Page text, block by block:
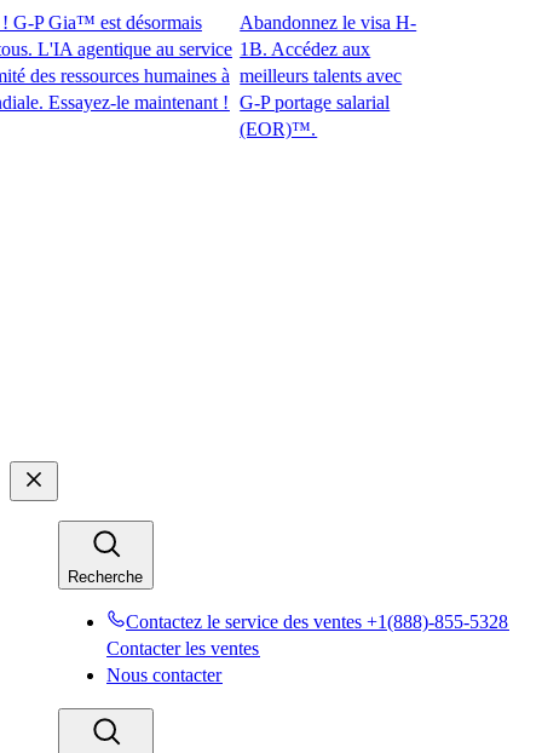
Gia™ est désormais
agentique au service
ressources humaines à
Essayez-le maintenant !​​
Abandonnez le visa H-
1B. Accédez aux
meilleurs talents avec
G-P portage salarial
(EOR)™.​​
Recherche​​
Contactez le service des ventes +1(888)-855-5328​​
Contacter les ventes​​
Nous contacter​​